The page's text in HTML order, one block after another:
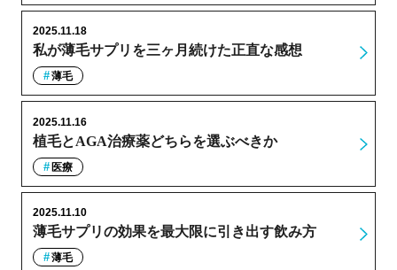
私が薄毛サプリを三ヶ月続けた正直な感想
2025.11.18
薄毛
植毛とAGA治療薬どちらを選ぶべきか
2025.11.16
医療
薄毛サプリの効果を最大限に引き出す飲み方
2025.11.10
薄毛